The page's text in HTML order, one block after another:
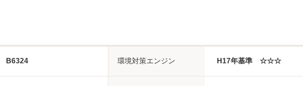
B6324 環境対策エンジン H17年基準 ☆☆☆